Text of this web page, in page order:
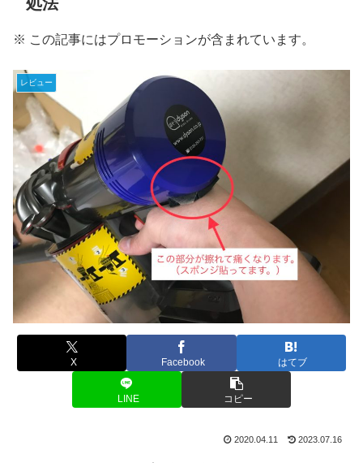
※ この記事にはプロモーションが含まれています。
レビュー
X Facebook はてブ
LINE コピー
2020.04.11 2023.07.16